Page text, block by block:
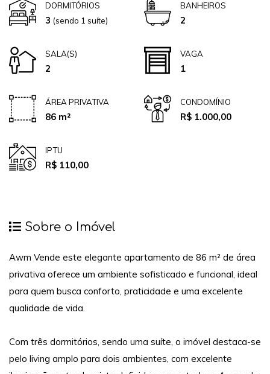
DORMITÓRIOS
3 (sendo 1 suíte)
BANHEIROS
2
SALA(S)
2
VAGA
1
ÁREA PRIVATIVA
86 m²
CONDOMÍNIO
R$ 1.000,00
IPTU
R$ 110,00
Sobre o Imóvel
Awm Vende este elegante apartamento de 86 m² de área
privativa oferece um ambiente sofisticado e funcional, ideal
para quem busca conforto, praticidade e uma excelente
qualidade de vida.
Com três dormitórios, sendo uma suíte, o imóvel destaca-se
pelo living amplo para dois ambientes, com excelente